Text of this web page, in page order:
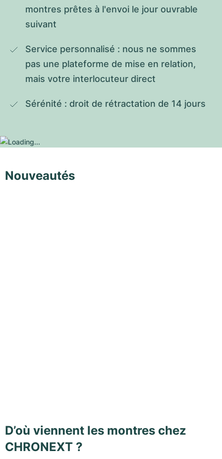
montres prêtes à l'envoi le jour ouvrable
suivant
Service personnalisé : nous ne sommes
pas une plateforme de mise en relation,
mais votre interlocuteur direct
Sérénité : droit de rétractation de 14 jours
Nouveautés
D’où viennent les montres chez
CHRONEXT ?